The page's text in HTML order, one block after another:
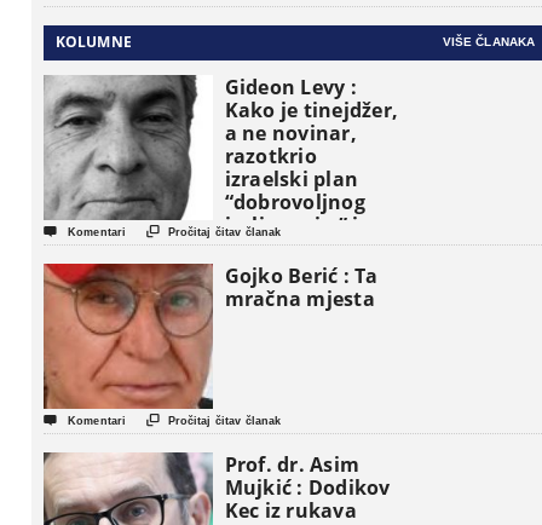
KOLUMNE VIŠE ČLANAKA
Gideon Levy :
Kako je tinejdžer,
a ne novinar,
razotkrio
izraelski plan
“dobrovoljnog
iseljavanja ” iz
Gaze
 Komentari  Pročitaj čitav članak
Gojko Berić : Ta
mračna mjesta
 Komentari  Pročitaj čitav članak
Prof. dr. Asim
Mujkić : Dodikov
Kec iz rukava